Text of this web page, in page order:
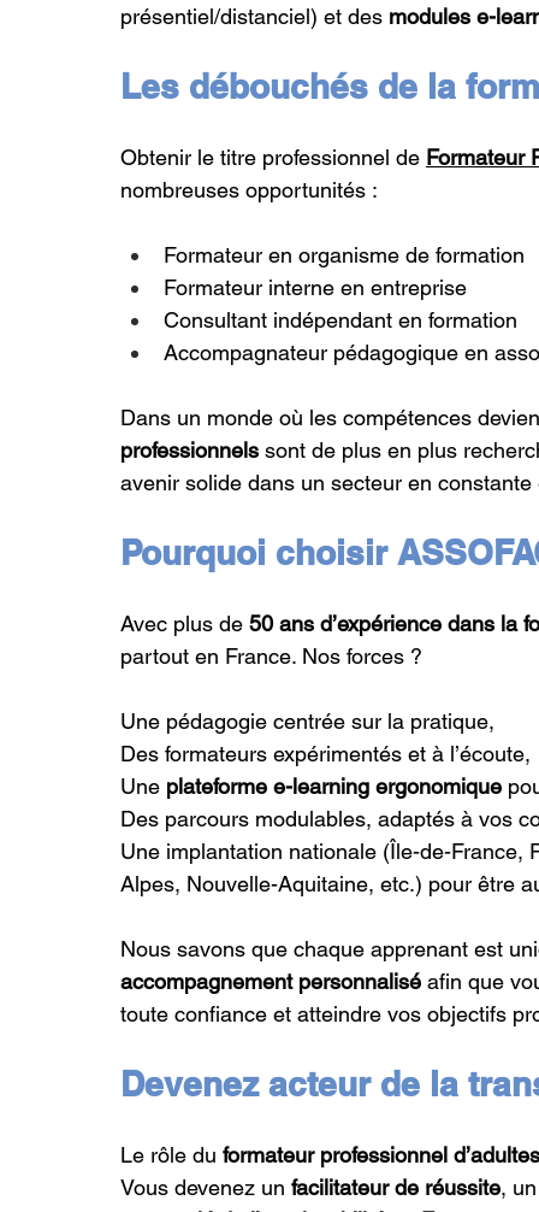
présentiel/distanciel) et des modules e-
Les débouchés de la
Obtenir le titre professionnel de Formateur
nombreuses opportunités :
Formateur en organisme de formation
Formateur interne en entreprise
Consultant indépendant en formation
Accompagnateur pédagogique en
Dans un monde où les compétences
professionnels sont de plus en plus
avenir solide dans un secteur en constante
Pourquoi choisir
Avec plus de 50 ans d’expérience dans la
partout en France. Nos forces ?
Une pédagogie centrée sur la pratique,
Des formateurs expérimentés et à l’écoute,
Une plateforme e-learning ergonomique
Des parcours modulables, adaptés à vos
Une implantation nationale (Île-de-France,
Alpes, Nouvelle-Aquitaine, etc.) pour être
Nous savons que chaque apprenant est
accompagnement personnalisé afin que
toute confiance et atteindre vos objectifs
Devenez acteur de la
Le rôle du formateur professionnel d’adultes
Vous devenez un facilitateur de réussite,